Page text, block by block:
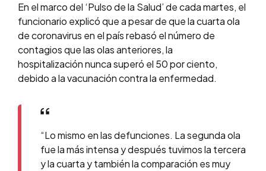
En el marco del ‘Pulso de la Salud’ de cada martes, el
funcionario explicó que a pesar de que la cuarta ola
de coronavirus en el país rebasó el número de
contagios que las olas anteriores, la
hospitalización nunca superó el 50 por ciento,
debido a la vacunación contra la enfermedad.
“Lo mismo en las defunciones. La segunda ola
fue la más intensa y después tuvimos la tercera
y la cuarta y también la comparación es muy